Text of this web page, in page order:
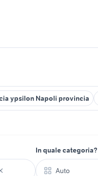
ypsilon Napoli provincia
In quale categoria?
Auto